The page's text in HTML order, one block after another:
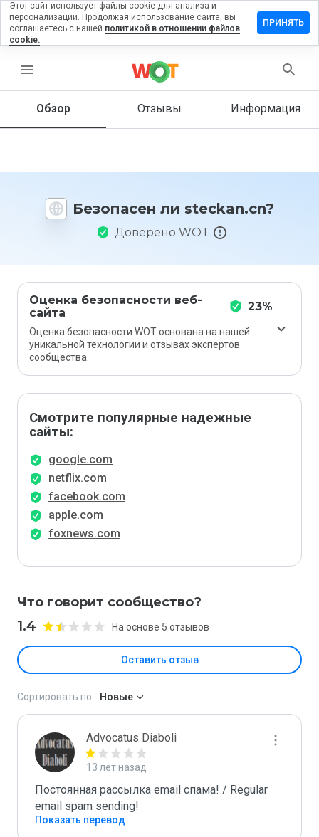
menu
Обзор Отзывы Информация
Безопасен ли steckan.cn?
Доверено WOT
Оценка безопасности веб-
сайта
23%
Оценка безопасности WOT основана на нашей
уникальной технологии и отзывах экспертов
сообщества.
Смотрите популярные надежные
сайты:
google.com
netflix.com
facebook.com
apple.com
foxnews.com
Что говорит сообщество?
1.4 На основе 5 отзывов
Оставить отзыв
на
Как бы
этот
1 до 5?
Сортировать по: Новые
Advocatus Diaboli
13 лет назад
Постоянная рассылка email спама! / Regular
email spam sending!
Показать перевод
Этот сайт использует файлы cookie для анализа и
персонализации. Продолжая использование сайта, вы
соглашаетесь с нашей политикой в отношении файлов
cookie.
ПРИНЯТЬ